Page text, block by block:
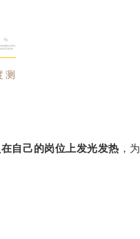
测
自己的岗位上发光发热 ，为